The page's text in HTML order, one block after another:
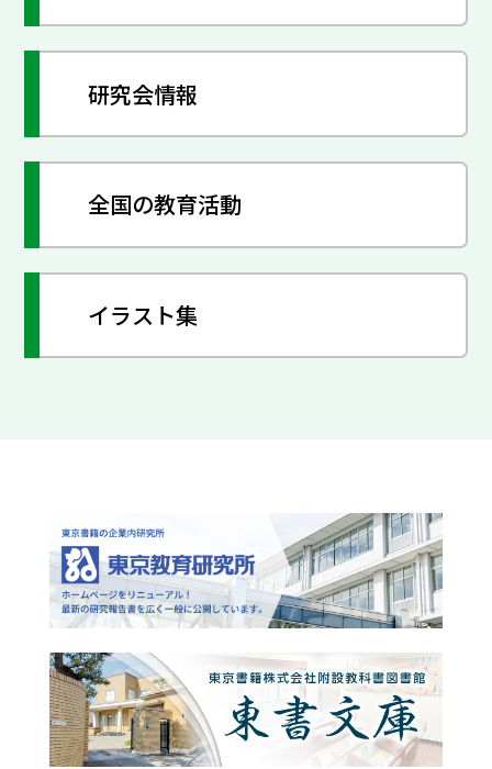
研究会情報
全国の教育活動
イラスト集